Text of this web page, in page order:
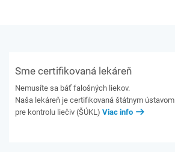
Sme certifikovaná lekáreň
Nemusíte sa báť falošných liekov.
Naša lekáreň je certifikovaná štátnym ústavom
pre kontrolu liečiv (ŠÚKL) Viac info